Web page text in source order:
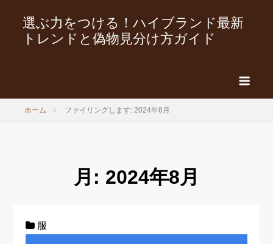
選ぶ力をつける！ハイブランド最新
トレンドと偽物見分け方ガイド
ホーム ファイリングします: 2024年8月
月: 2024年8月
服